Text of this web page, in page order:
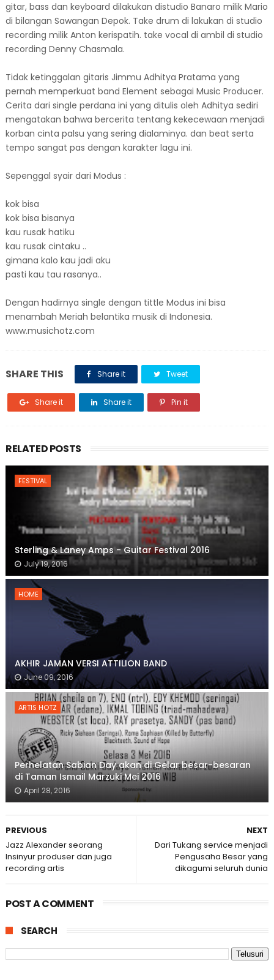
gitar, bass dan keyboard dilakukan distudio Banaro milik Mario
di bilangan Sawangan Depok. Take drum di lakukan di studio
recording milik Anton kerispatih. take vocal di ambil di studio
recording Denny Chasmala.
Tidak ketinggalan gitaris Jimmu Adhitya Pratama yang
pernah memperkuat band Element sebagai Music Producer.
Cerita dari single perdana ini yang ditulis oleh Adhitya sediri
mengatakan bahwa bercerita tentang kekecewaan menjadi
korban cinta palsu yang sering dialaminya. dan beat serta
tempo sangat pas dengan karakter lagu ini.
Sepenggal syair dari Modus :
kok bisa
kok bisa bisanya
kau rusak hatiku
kau rusak cintaku ..
gimana kalo kau jadi aku
pasti kau tau rasanya..
Dengan hadirnya single dengan tittle Modus ini bisa
menambah Meriah belantika musik di Indonesia.
www.musichotz.com
SHARE THIS Share it Tweet
Share it Share it Pin it
RELATED POSTS
FESTIVAL
Sterling & Laney Amps - Guitar Festival 2016
July 19, 2016
HOME
AKHIR JAMAN VERSI ATTILION BAND
June 09, 2016
ARTIS HOTZ
Perhelatan Sabian Day akan di Gelar besar-besaran
di Taman Ismail Marzuki Mei 2016
April 28, 2016
NEXT
Dari Tukang service menjadi
Pengusaha Besar yang
dikagumi seluruh dunia
PREVIOUS
Jazz Alexander seorang
Insinyur produser dan juga
recording artis
POST A COMMENT
SEARCH